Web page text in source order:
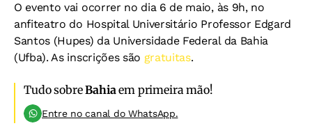
O evento vai ocorrer no dia 6 de maio, às 9h, no
anfiteatro do Hospital Universitário Professor Edgard
Santos (Hupes) da Universidade Federal da Bahia
(Ufba). As inscrições são gratuitas.
Tudo sobreBahiaem primeira mão!
Entre no canal do WhatsApp.